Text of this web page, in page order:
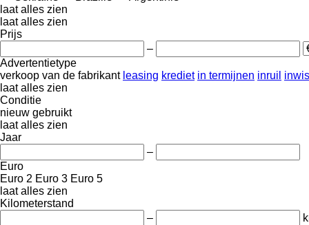
laat alles zien
laat alles zien
Prijs
–
Advertentietype
verkoop van de fabrikant leasing krediet in termijnen inruil
laat alles zien
Conditie
nieuw gebruikt
laat alles zien
Jaar
–
Euro
Euro 2 Euro 3 Euro 5
laat alles zien
Kilometerstand
–